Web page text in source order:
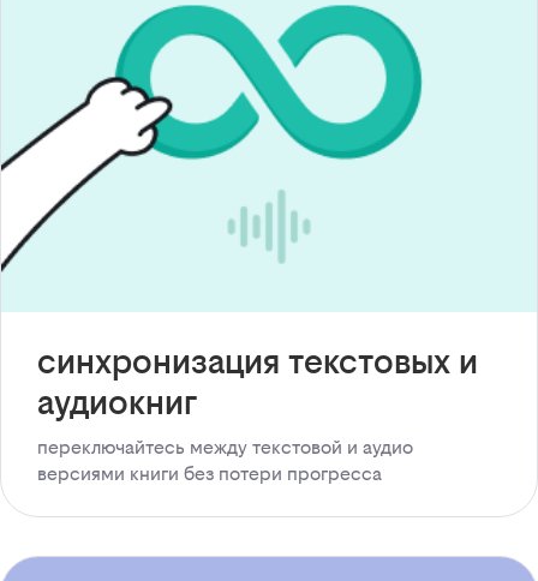
синхронизация текстовых и
аудиокниг
переключайтесь между текстовой и аудио
версиями книги без потери прогресса